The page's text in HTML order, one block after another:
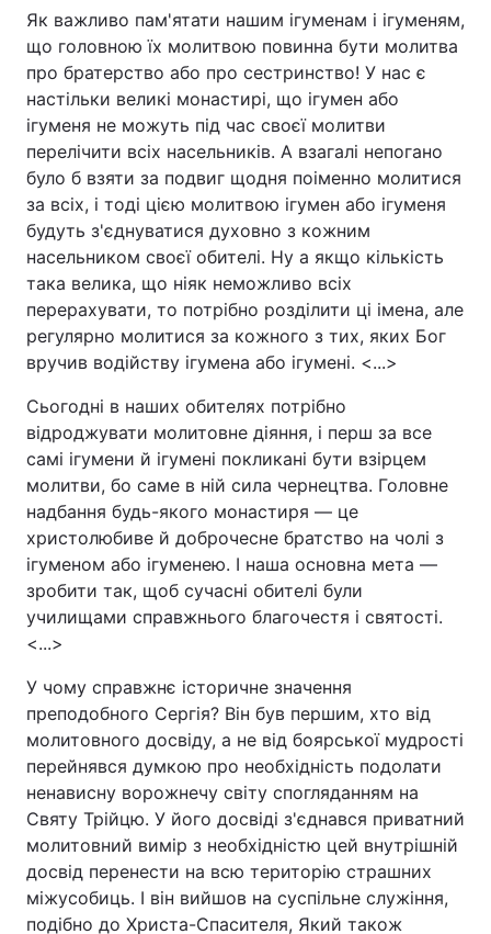
Як важливо пам'ятати нашим ігуменам і ігуменям,
що головною їх молитвою повинна бути молитва
про братерство або про сестринство! У нас є
настільки великі монастирі, що ігумен або
ігуменя не можуть під час своєї молитви
перелічити всіх насельників. А взагалі непогано
було б взяти за подвиг щодня поіменно молитися
за всіх, і тоді цією молитвою ігумен або ігуменя
будуть з'єднуватися духовно з кожним
насельником своєї обителі. Ну а якщо кількість
така велика, що ніяк неможливо всіх
перерахувати, то потрібно розділити ці імена, але
регулярно молитися за кожного з тих, яких Бог
вручив водійству ігумена або ігумені. <...>
Сьогодні в наших обителях потрібно
відроджувати молитовне діяння, і перш за все
самі ігумени й ігумені покликані бути взірцем
молитви, бо саме в ній сила чернецтва. Головне
надбання будь-якого монастиря — це
христолюбиве й доброчесне братство на чолі з
ігуменом або ігуменею. І наша основна мета —
зробити так, щоб сучасні обителі були
училищами справжнього благочестя і святості.
<...>
У чому справжнє історичне значення
преподобного Сергія? Він був першим, хто від
молитовного досвіду, а не від боярської мудрості
перейнявся думкою про необхідність подолати
ненависну ворожнечу світу спогляданням на
Святу Трійцю. У його досвіді з'єднався приватний
молитовний вимір з необхідністю цей внутрішній
досвід перенести на всю територію страшних
міжусобиць. І він вийшов на суспільне служіння,
подібно до Христа-Спасителя, Який також